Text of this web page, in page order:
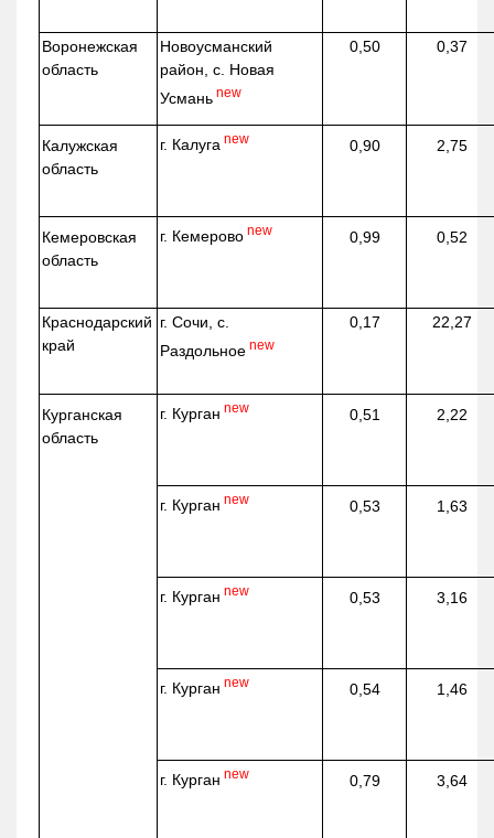
Воронежская
область
Новоусманский
район, с. Новая
Усмань new
0,50 0,37
Калужская
область
г. Калуга new 0,90 2,75
Кемеровская
область
г. Кемерово new 0,99 0,52
Краснодарский
край
г. Сочи, с.
Раздольное new
0,17 22,27
Курганская
область
г. Курган new 0,51 2,22
г. Курган new 0,53 1,63
г. Курган new 0,53 3,16
г. Курган new 0,54 1,46
г. Курган new 0,79 3,64